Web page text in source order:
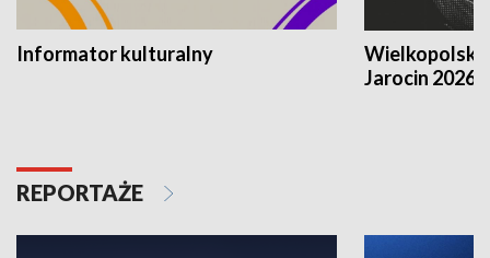
Informator kulturalny
Jarocin 2026
REPORTAŻE